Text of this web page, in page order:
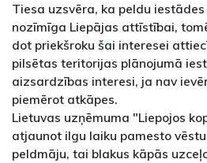
Tiesa uzsvēra, ka peldu
nozīmīga Liepājas attīstībai,
dot priekšroku šai interesei
pilsētas teritorijas plānojumā
aizsardzības interesi, ja nav
piemērot atkāpes.
Lietuvas uzņēmuma "Liepojos
atjaunot ilgu laiku pamesto
peldmāju, tai blakus kāpās